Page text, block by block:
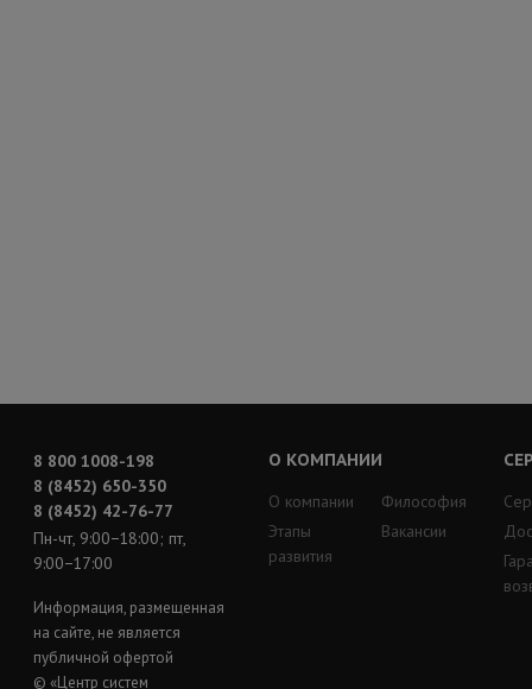
8 800 1008-198
8 (8452) 650-350
8 (8452) 42-76-77
Пн-чт, 9:00−18:00; пт,
9:00−17:00
Информация, размещенная
на сайте, не является
публичной офертой
© «Центр систем
О КОМПАНИИ
О компании
Этапы
развития
Философия
Вакансии